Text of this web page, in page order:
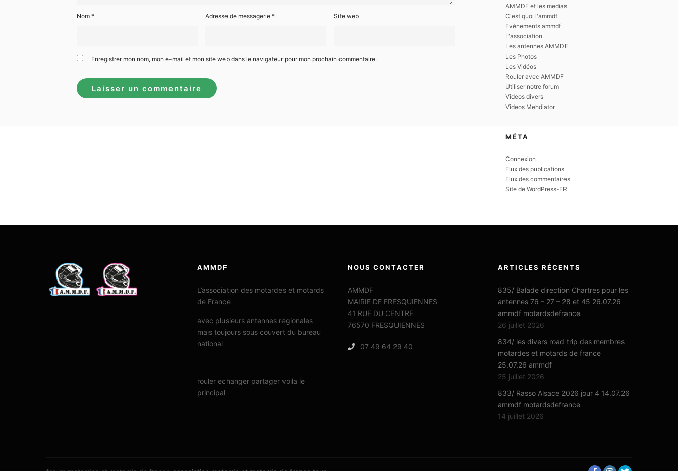
Nom * Adresse de messagerie * Site web
Enregistrer mon nom, mon e-mail et mon site web dans le navigateur pour mon prochain commentaire.
AMMDF et les medias
C'est quoi l'ammdf
Evènements ammdf
L'association
Les antennes AMMDF
Les Photos
Les Vidéos
Rouler avec AMMDF
Utiliser notre forum
Videos divers
Videos Mehdiator
MÉTA
Connexion
Flux des publications
Flux des commentaires
Site de WordPress-FR
AMMDF
L’association des motardes et motards
de France
avec plusieurs antennes régionales
mais toujours sous couvert du bureau
national
rouler echanger partager voila le
principal
NOUS CONTACTER
AMMDF
MAIRIE DE FRESQUIENNES
41 RUE DU CENTRE
76570 FRESQUIENNES
07 49 64 29 40
ARTICLES RÉCENTS
835/ Balade direction Chartres pour les
antennes 76 – 27 – 28 et 45 26.07.26
ammdf motardsdefrance
26 juillet 2026
834/ les divers road trip des membres
motardes et motards de france
25.07.26 ammdf
25 juillet 2026
833/ Rasso Alsace 2026 jour 4 14.07.26
ammdf motardsdefrance
14 juillet 2026